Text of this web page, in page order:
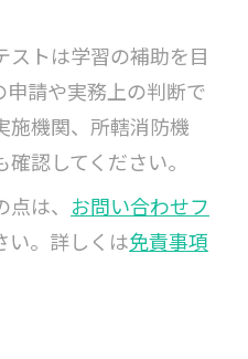
ストは学習の補助を目
請や実務上の判断で
施機関、所轄消防機
認してください。
は、 お問い合わせフ
い。詳しくは免責事項